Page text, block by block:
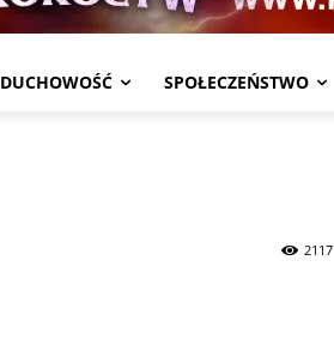
DUCHOWOŚĆ SPOŁECZEŃSTWO
2117